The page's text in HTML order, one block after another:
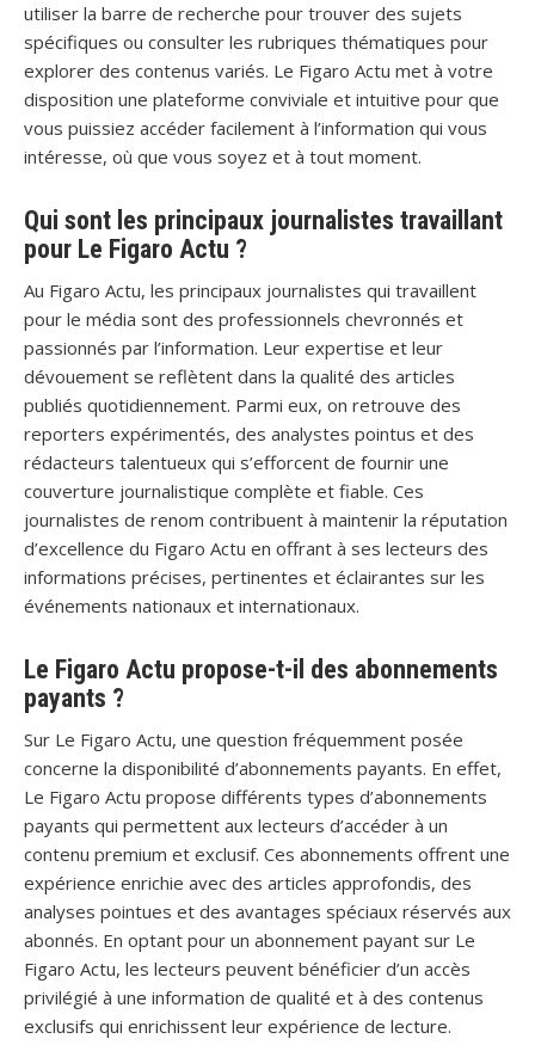
utiliser la barre de recherche pour trouver des sujets
spécifiques ou consulter les rubriques thématiques pour
explorer des contenus variés. Le Figaro Actu met à votre
disposition une plateforme conviviale et intuitive pour que
vous puissiez accéder facilement à l’information qui vous
intéresse, où que vous soyez et à tout moment.
Qui sont les principaux journalistes travaillant
pour Le Figaro Actu ?
Au Figaro Actu, les principaux journalistes qui travaillent
pour le média sont des professionnels chevronnés et
passionnés par l’information. Leur expertise et leur
dévouement se reflètent dans la qualité des articles
publiés quotidiennement. Parmi eux, on retrouve des
reporters expérimentés, des analystes pointus et des
rédacteurs talentueux qui s’efforcent de fournir une
couverture journalistique complète et fiable. Ces
journalistes de renom contribuent à maintenir la réputation
d’excellence du Figaro Actu en offrant à ses lecteurs des
informations précises, pertinentes et éclairantes sur les
événements nationaux et internationaux.
Le Figaro Actu propose-t-il des abonnements
payants ?
Sur Le Figaro Actu, une question fréquemment posée
concerne la disponibilité d’abonnements payants. En effet,
Le Figaro Actu propose différents types d’abonnements
payants qui permettent aux lecteurs d’accéder à un
contenu premium et exclusif. Ces abonnements offrent une
expérience enrichie avec des articles approfondis, des
analyses pointues et des avantages spéciaux réservés aux
abonnés. En optant pour un abonnement payant sur Le
Figaro Actu, les lecteurs peuvent bénéficier d’un accès
privilégié à une information de qualité et à des contenus
exclusifs qui enrichissent leur expérience de lecture.